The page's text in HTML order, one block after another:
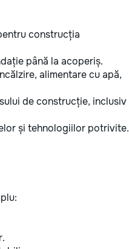
construcția
până la acoperiș.
alimentare cu apă,
de construcție, inclusiv
și tehnologiilor potrivite.